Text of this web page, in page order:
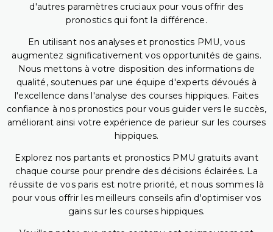
d'autres paramètres cruciaux pour vous offrir des
pronostics qui font la différence.
En utilisant nos analyses et pronostics PMU, vous
augmentez significativement vos opportunités de gains.
Nous mettons à votre disposition des informations de
qualité, soutenues par une équipe d'experts dévoués à
l'excellence dans l'analyse des courses hippiques. Faites
confiance à nos pronostics pour vous guider vers le succès,
améliorant ainsi votre expérience de parieur sur les courses
hippiques.
Explorez nos partants et pronostics PMU gratuits avant
chaque course pour prendre des décisions éclairées. La
réussite de vos paris est notre priorité, et nous sommes là
pour vous offrir les meilleurs conseils afin d'optimiser vos
gains sur les courses hippiques.